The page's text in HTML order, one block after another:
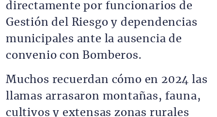
directamente por funcionarios de
Gestión del Riesgo y dependencias
municipales ante la ausencia de
convenio con Bomberos.
Muchos recuerdan cómo en 2024 las
llamas arrasaron montañas, fauna,
cultivos y extensas zonas rurales